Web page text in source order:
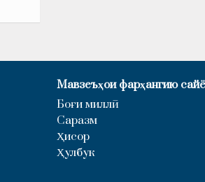
Мавзеъҳои фарҳангию
Боғи миллӣ
Саразм
Ҳисор
Ҳулбук